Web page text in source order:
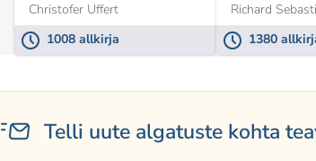
Christofer Uffert
1008 allkirja
Richard
1380
Telli uute algatuste kohta